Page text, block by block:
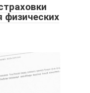
физических